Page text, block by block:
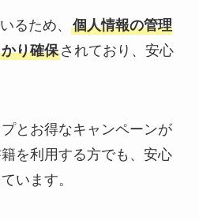
るため、 個人情報の管理
り確保されており、安心
とお得なキャンペーンが
を利用する方でも、安心
います。